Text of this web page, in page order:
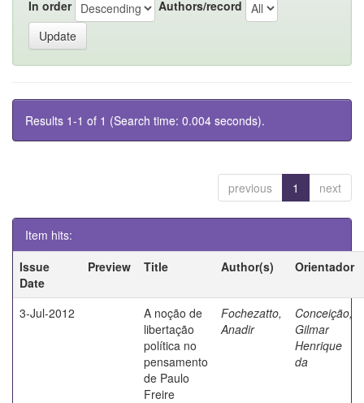
In order Authors/record
Results 1-1 of 1 (Search time: 0.004 seconds).
previous 1 next
Item hits:
Issue
Date
Preview Title Author(s) Orientador
3-Jul-2012
A noção de
libertação
política no
pensamento
de Paulo
Freire
Fochezatto,
Anadir
Conceição,
Gilmar
Henrique
da